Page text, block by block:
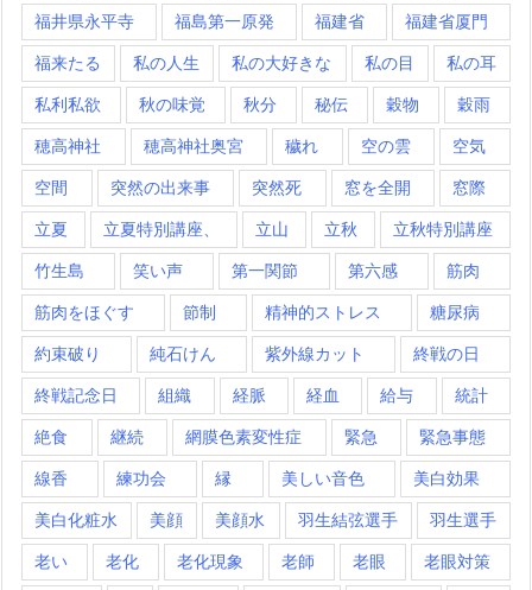
福井県永平寺 福島第一原発 福建省 福建省厦門
福来たる 私の人生 私の大好きな 私の目 私の耳
私利私欲 秋の味覚 秋分 秘伝 穀物 穀雨
穂高神社 穂高神社奥宮 穢れ 空の雲 空気
空間 突然の出来事 突然死 窓を全開 窓際
立夏 立夏特別講座、 立山 立秋 立秋特別講座
竹生島 笑い声 第一関節 第六感 筋肉
筋肉をほぐす 節制 精神的ストレス 糖尿病
約束破り 純石けん 紫外線カット 終戦の日
終戦記念日 組織 経脈 経血 給与 統計
絶食 継続 網膜色素変性症 緊急 緊急事態
線香 練功会 縁 美しい音色 美白効果
美白化粧水 美顔 美顔水 羽生結弦選手 羽生選手
老い 老化 老化現象 老師 老眼 老眼対策